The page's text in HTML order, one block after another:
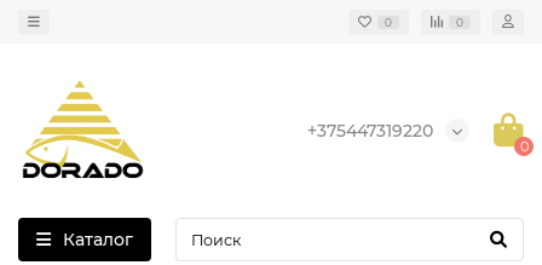
0 0
+375447319220
0
Каталог